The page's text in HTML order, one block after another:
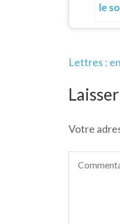
le
l’article
Lettres :
Votre